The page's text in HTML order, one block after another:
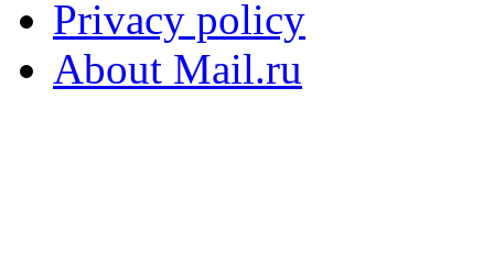
Privacy policy
About Mail.ru